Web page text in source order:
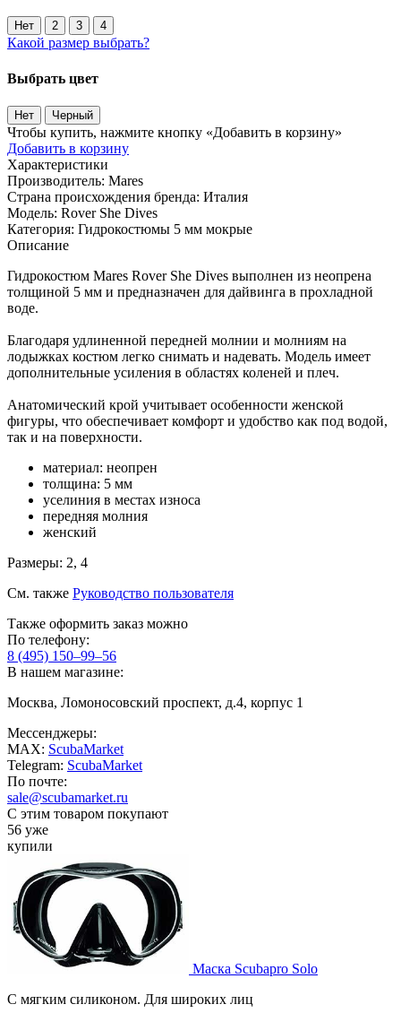
Нет 2 3 4
Какой размер выбрать?
Выбрать цвет
Нет Черный
Чтобы купить, нажмите кнопку «Добавить в корзину»
Добавить в корзину
Характеристики
Производитель: Mares
Страна происхождения бренда: Италия
Модель: Rover She Dives
Категория: Гидрокостюмы 5 мм мокрые
Описание
Гидрокостюм Mares Rover She Dives выполнен из неопрена
толщиной 5 мм и предназначен для дайвинга в прохладной
воде.
Благодаря удлиненной передней молнии и молниям на
лодыжках костюм легко снимать и надевать. Модель имеет
дополнительные усиления в областях коленей и плеч.
Анатомический крой учитывает особенности женской
фигуры, что обеспечивает комфорт и удобство как под водой,
так и на поверхности.
материал: неопрен
толщина: 5 мм
уселиния в местах износа
передняя молния
женский
Размеры: 2, 4
См. также Руководство пользователя
Также оформить заказ можно
По телефону:
8 (495) 150–99–56
В нашем магазине:
Москва, Ломоносовский проспект, д.4, корпус 1
Мессенджеры:
MAX: ScubaMarket
Telegram: ScubaMarket
По почте:
sale@scubamarket.ru
С этим товаром покупают
56 уже
купили
Маска Scubapro Solo
С мягким силиконом. Для широких лиц